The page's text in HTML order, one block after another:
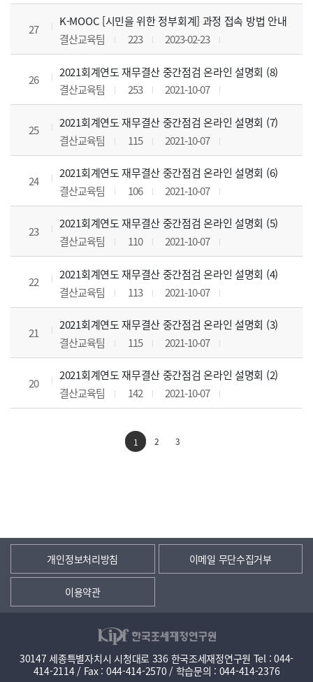
27
K-MOOC [시민을 위한 정부회계] 과정 접속 방법 안내
결산교육팀
223 2023-02-23
26
2021회계연도 재무결산 중간점검 온라인 설명회 (8)
결산교육팀
253 2021-10-07
25
2021회계연도 재무결산 중간점검 온라인 설명회 (7)
결산교육팀
115 2021-10-07
24
2021회계연도 재무결산 중간점검 온라인 설명회 (6)
결산교육팀
106 2021-10-07
23
2021회계연도 재무결산 중간점검 온라인 설명회 (5)
결산교육팀
110 2021-10-07
22
2021회계연도 재무결산 중간점검 온라인 설명회 (4)
결산교육팀
113 2021-10-07
21
2021회계연도 재무결산 중간점검 온라인 설명회 (3)
결산교육팀
115 2021-10-07
20
2021회계연도 재무결산 중간점검 온라인 설명회 (2)
결산교육팀
142 2021-10-07
1 2 3
개인정보처리방침 이메일 무단수집거부
이용약관
30147 세종특별자치시 시청대로 336 한국조세재정연구원 Tel : 044-
414-2114 / Fax : 044-414-2570 / 학습문의 : 044-414-2376